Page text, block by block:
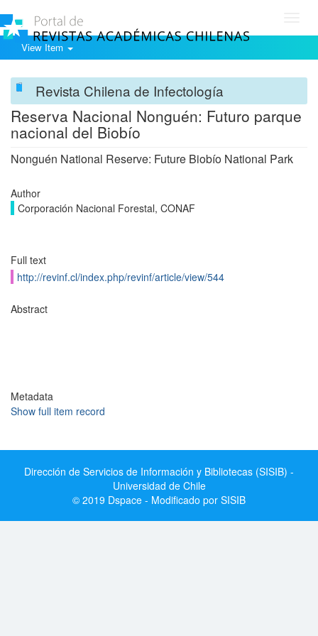
View Item
Revista Chilena de Infectología
Reserva Nacional Nonguén: Futuro parque
nacional del Biobío
Nonguén National Reserve: Future Biobío National Park
Author
Corporación Nacional Forestal, CONAF
Full text
http://revinf.cl/index.php/revinf/article/view/544
Abstract
Metadata
Show full item record
Dirección de Servicios de Información y Bibliotecas (SISIB) -
Universidad de Chile
© 2019 Dspace - Modificado por SISIB